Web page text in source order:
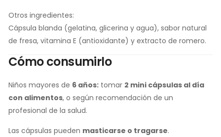
Otros ingredientes:
Cápsula blanda (gelatina, glicerina y agua), sabor natural
de fresa, vitamina E (antioxidante) y extracto de romero.
Cómo consumirlo
Niños mayores de 6 años: tomar 2 mini cápsulas al día
con alimentos, o según recomendación de un
profesional de la salud.
Las cápsulas pueden masticarse o tragarse.